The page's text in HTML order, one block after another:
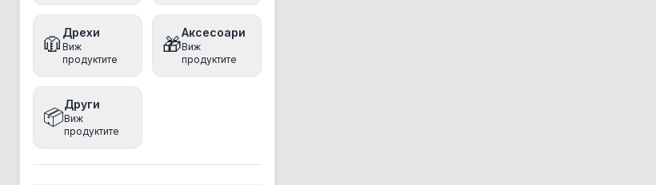
Aquatec
Arm&Hammer
Athena
Bea
🧥
Дрехи
Виж
продуктите
🎁
Аксесоари
Виж
продуктите
📦
Други
Виж
продуктите